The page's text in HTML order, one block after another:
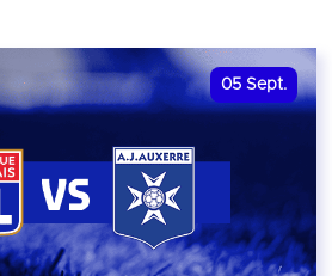
05 Sept.